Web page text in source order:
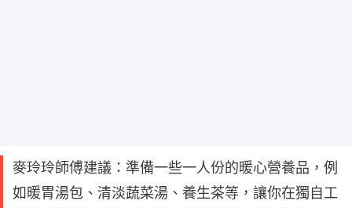
麥玲玲師傅建議：準備一些一人份的暖心營養品，例
如暖胃湯包、清淡蔬菜湯、養生茶等，讓你在獨自工